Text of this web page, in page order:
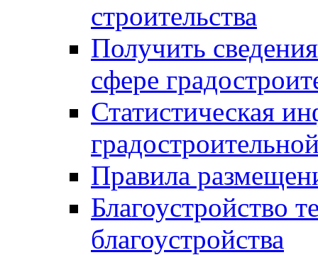
строительства
Получить
сфере
Статистическая
Правила
Благоустройство
благоустройства